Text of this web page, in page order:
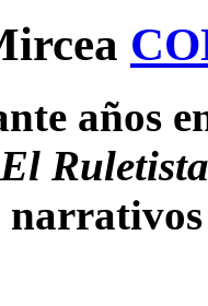
años
El Ruletista